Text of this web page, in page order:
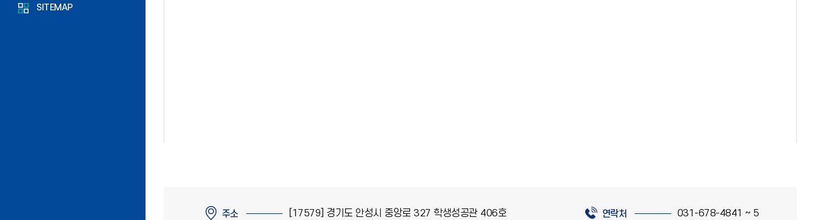
SITEMAP
주소 [17579] 경기도 안성시 중앙로 327 학생성공관 406호 연락처 031-678-4841 ~ 5